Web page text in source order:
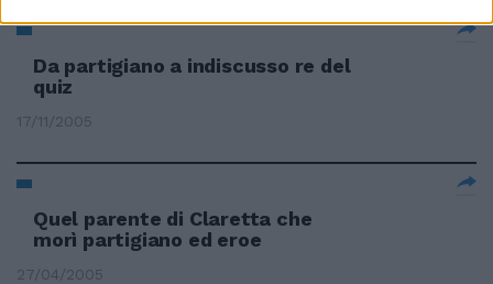
Da partigiano a indiscusso re del
quiz
17/11/2005
Quel parente di Claretta che
morì partigiano ed eroe
27/04/2005